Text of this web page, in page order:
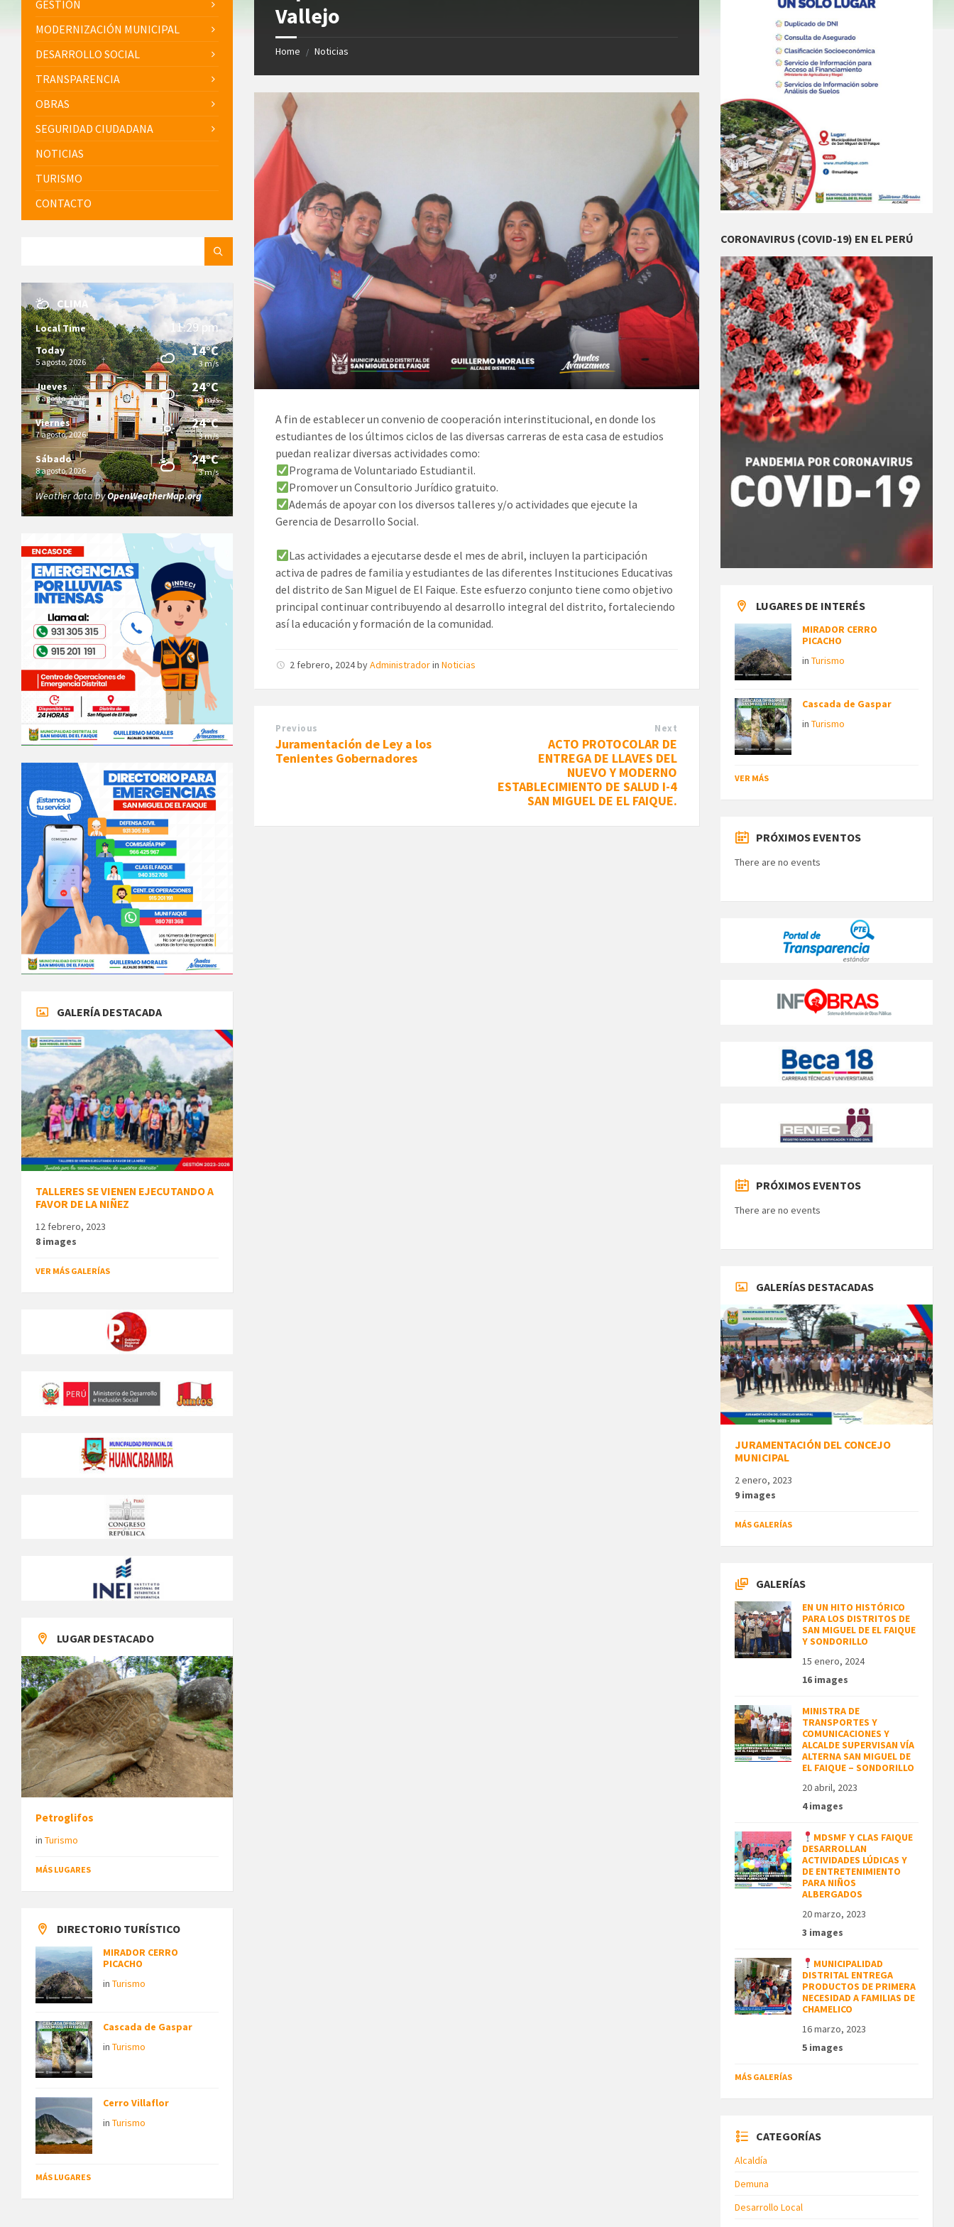
Vallejo
Home / Noticias
A fin de establecer un convenio de cooperación interinstitucional, en donde los
estudiantes de los últimos ciclos de las diversas carreras de esta casa de estudios
puedan realizar diversas actividades como:
Programa de Voluntariado Estudiantil.
Promover un Consultorio Jurídico gratuito.
Además de apoyar con los diversos talleres y/o actividades que ejecute la
Gerencia de Desarrollo Social.
Las actividades a ejecutarse desde el mes de abril, incluyen la participación
activa de padres de familia y estudiantes de las diferentes Instituciones Educativas
del distrito de San Miguel de El Faique. Este esfuerzo conjunto tiene como objetivo
principal continuar contribuyendo al desarrollo integral del distrito, fortaleciendo
así la educación y formación de la comunidad.
2 febrero, 2024byAdministradorinNoticias
Previous
Juramentación de Ley a los
Tenientes Gobernadores
Next
ACTO PROTOCOLAR DE
ENTREGA DE LLAVES DEL
NUEVO Y MODERNO
ESTABLECIMIENTO DE SALUD I-4
SAN MIGUEL DE EL FAIQUE.
GESTIÓN
MODERNIZACIÓN MUNICIPAL
DESARROLLO SOCIAL
TRANSPARENCIA
OBRAS
SEGURIDAD CIUDADANA
NOTICIAS
TURISMO
CONTACTO
CLIMA
Local Time 11:29 pm
Today
5 agosto, 2026
14°C
3 m/s
Jueves
6 agosto, 2026
24°C
3 m/s
Viernes
7 agosto, 2026
24°C
3 m/s
Sábado
8 agosto, 2026
24°C
3 m/s
Weather data byOpenWeatherMap.org
GALERÍA DESTACADA
TALLERES SE VIENEN EJECUTANDO A
FAVOR DE LA NIÑEZ
12 febrero, 2023
8 images
VER MÁS GALERÍAS
LUGAR DESTACADO
Petroglifos
in Turismo
MÁS LUGARES
DIRECTORIO TURÍSTICO
MIRADOR CERRO
PICACHO
in Turismo
Cascada de Gaspar
in Turismo
Cerro Villaflor
in Turismo
MÁS LUGARES
CORONAVIRUS (COVID-19) EN EL PERÚ
LUGARES DE INTERÉS
MIRADOR CERRO
PICACHO
inTurismo
Cascada de Gaspar
inTurismo
VER MÁS
PRÓXIMOS EVENTOS
There are no events
PRÓXIMOS EVENTOS
There are no events
GALERÍAS DESTACADAS
JURAMENTACIÓN DEL CONCEJO
MUNICIPAL
2 enero, 2023
9 images
MÁS GALERÍAS
GALERÍAS
EN UN HITO HISTÓRICO
PARA LOS DISTRITOS DE
SAN MIGUEL DE EL FAIQUE
Y SONDORILLO
15 enero, 2024
16 images
MINISTRA DE
TRANSPORTES Y
COMUNICACIONES Y
ALCALDE SUPERVISAN VÍA
ALTERNA SAN MIGUEL DE
EL FAIQUE – SONDORILLO
20 abril, 2023
4 images
MDSMF Y CLAS FAIQUE
DESARROLLAN
ACTIVIDADES LÚDICAS Y
DE ENTRETENIMIENTO
PARA NIÑOS
ALBERGADOS
20 marzo, 2023
3 images
MUNICIPALIDAD
DISTRITAL ENTREGA
PRODUCTOS DE PRIMERA
NECESIDAD A FAMILIAS DE
CHAMELICO
16 marzo, 2023
5 images
MÁS GALERÍAS
CATEGORÍAS
Alcaldía
Demuna
Desarrollo Local